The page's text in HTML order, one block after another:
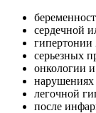
сердечной
гипертонии
серьезных
онкологии
нарушениях
легочной
после